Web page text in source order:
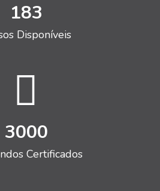
183
Disponíveis
3000
Certificados